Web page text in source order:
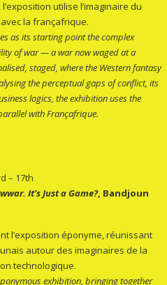
utilise l’imaginaire du
la françafrique.
as its starting point the complex
of war — a war now waged at a
staged, where the Western fantasy
the perceptual gaps of conflict, its
logics, the exhibition uses the
with Françafrique.
– 17th
It’s Just a Game?, Bandjoun
l’exposition éponyme, réunissant
autour des imaginaires de la
technologique.
exhibition, bringing together